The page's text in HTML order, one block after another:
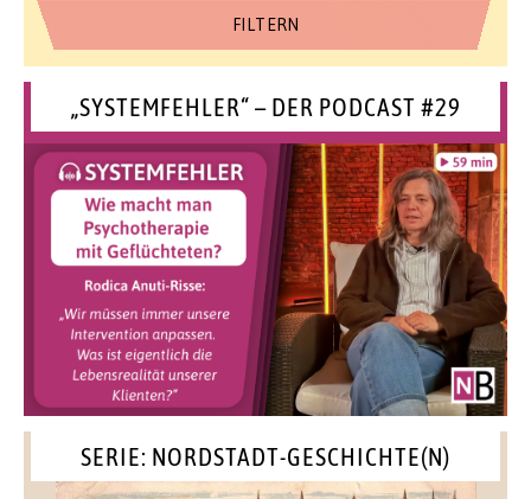
„SYSTEMFEHLER“ – DER PODCAST #29
SERIE: NORDSTADT-GESCHICHTE(N)